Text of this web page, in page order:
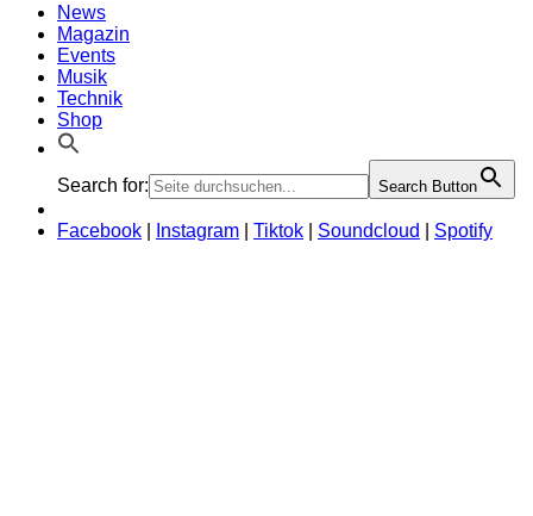
News
Magazin
Events
Musik
Technik
Shop
Search for: Search Button
Facebook Instagram Tiktok Soundcloud Spotify